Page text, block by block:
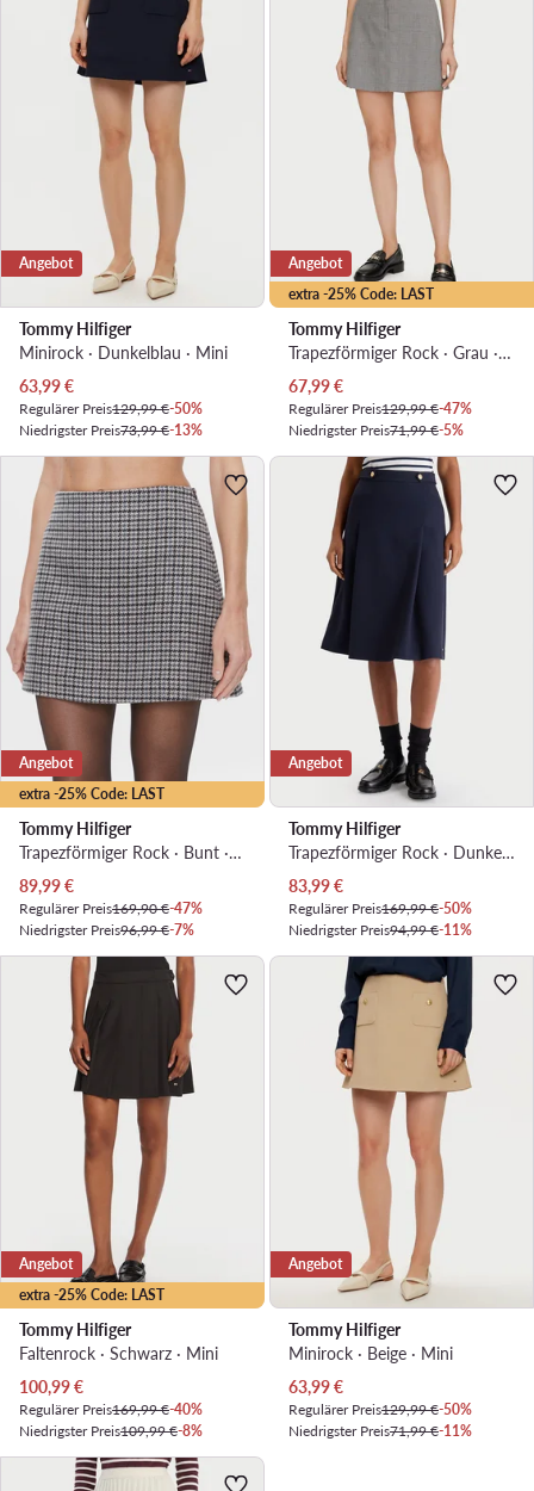
Angebot
Tommy Hilfiger
Minirock · Dunkelblau · Mini
Aktueller Preis
63,99€
Regulärer Preis129,99 €-50%
Niedrigster Preis73,99 €-13%
extra -25% Code: LAST
Angebot
Tommy Hilfiger
Trapezförmiger Rock · Grau · Mini
Aktueller Preis
67,99€
Regulärer Preis129,99 €-47%
Niedrigster Preis71,99 €-5%
extra -25% Code: LAST
Angebot
Tommy Hilfiger
Trapezförmiger Rock · Bunt · Mini
Aktueller Preis
89,99€
Regulärer Preis169,90 €-47%
Niedrigster Preis96,99 €-7%
Angebot
Tommy Hilfiger
Trapezförmiger Rock · Dunkelblau · Midi
Aktueller Preis
83,99€
Regulärer Preis169,99 €-50%
Niedrigster Preis94,99 €-11%
extra -25% Code: LAST
Angebot
Tommy Hilfiger
Faltenrock · Schwarz · Mini
Aktueller Preis
100,99€
Regulärer Preis169,99 €-40%
Niedrigster Preis109,99 €-8%
Angebot
Tommy Hilfiger
Minirock · Beige · Mini
Aktueller Preis
63,99€
Regulärer Preis129,99 €-50%
Niedrigster Preis71,99 €-11%